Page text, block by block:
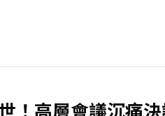
！高層會議沉痛